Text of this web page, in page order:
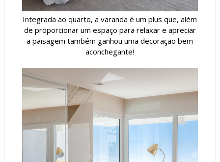
Integrada ao quarto, a varanda é um plus que, além
de proporcionar um espaço para relaxar e apreciar
a paisagem também ganhou uma decoração bem
aconchegante!